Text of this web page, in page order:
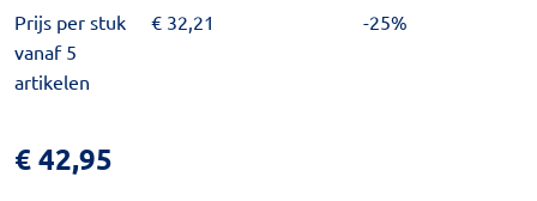
Prijs per stuk
vanaf 5
artikelen
€ 32,21 -25%
€42,95